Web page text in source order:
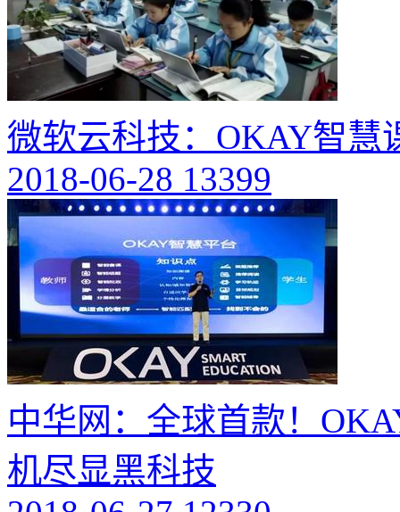
微软云科技：OKAY智慧
2018-06-28 13399
中华网：全球首款！
机尽显黑科技